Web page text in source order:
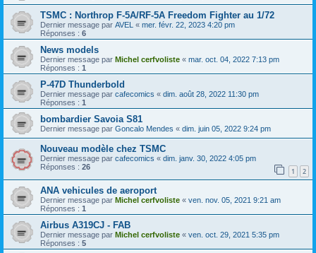
TSMC : Northrop F-5A/RF-5A Freedom Fighter au 1/72
Dernier message par AVEL « mer. févr. 22, 2023 4:20 pm
Réponses : 6
News models
Dernier message par Michel cerfvoliste « mar. oct. 04, 2022 7:13 pm
Réponses : 1
P-47D Thunderbold
Dernier message par cafecomics « dim. août 28, 2022 11:30 pm
Réponses : 1
bombardier Savoia S81
Dernier message par Goncalo Mendes « dim. juin 05, 2022 9:24 pm
Nouveau modèle chez TSMC
Dernier message par cafecomics « dim. janv. 30, 2022 4:05 pm
Réponses : 26 1 2
ANA vehicules de aeroport
Dernier message par Michel cerfvoliste « ven. nov. 05, 2021 9:21 am
Réponses : 1
Airbus A319CJ - FAB
Dernier message par Michel cerfvoliste « ven. oct. 29, 2021 5:35 pm
Réponses : 5